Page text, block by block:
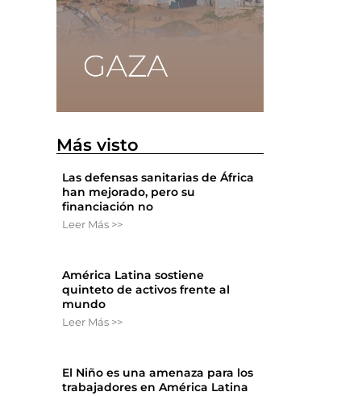
Más visto
Las defensas sanitarias de África
han mejorado, pero su
financiación no
Leer Más >>
América Latina sostiene
quinteto de activos frente al
mundo
Leer Más >>
El Niño es una amenaza para los
trabajadores en América Latina